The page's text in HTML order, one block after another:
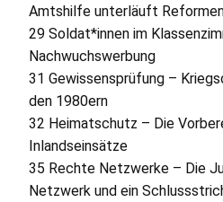
Amtshilfe unterläuft
29 Soldat*innen im
Nachwuchswerbung
31 Gewissensprüfung –
den 1980ern
32 Heimatschutz – Die
Inlandseinsätze
35 Rechte Netzwerke – Die
Netzwerk und ein